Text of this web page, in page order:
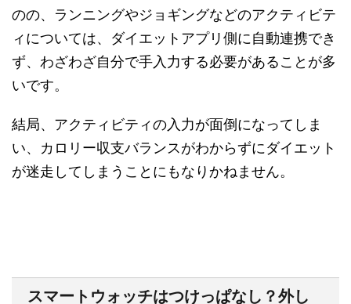
のの、ランニングやジョギングなどのアクティビテ
ィについては、ダイエットアプリ側に自動連携でき
ず、わざわざ自分で手入力する必要があることが多
いです。
結局、アクティビティの入力が面倒になってしま
い、カロリー収支バランスがわからずにダイエット
が迷走してしまうことにもなりかねません。
スマートウォッチはつけっぱなし？外し